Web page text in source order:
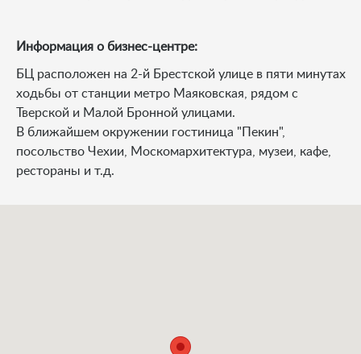
Информация о бизнес-центре:
БЦ расположен на 2-й Брестской улице в пяти минутах
ходьбы от станции метро Маяковская, рядом с
Тверской и Малой Бронной улицами.
В ближайшем окружении гостиница "Пекин",
посольство Чехии, Москомархитектура, музеи, кафе,
рестораны и т.д.